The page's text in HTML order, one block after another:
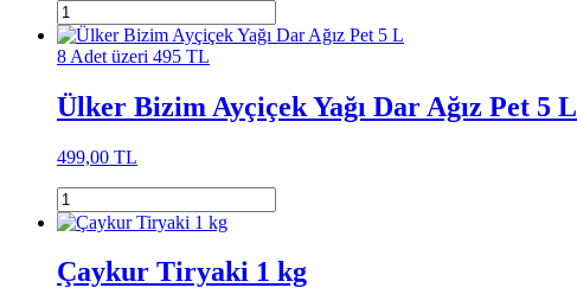
8 Adet üzeri 495 TL
Ülker Bizim Ayçiçek Yağı Dar Ağız Pet 5 L
499,00 TL
Çaykur Tiryaki 1 kg